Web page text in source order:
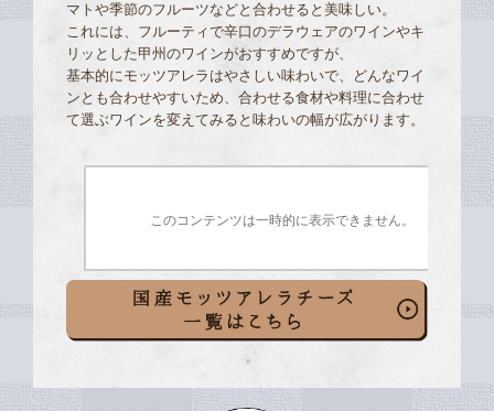
マトや季節のフルーツなどと合わせると美味しい。
これには、フルーティで辛口のデラウェアのワインやキ
リッとした甲州のワインがおすすめですが、
基本的にモッツアレラはやさしい味わいで、どんなワイ
ンとも合わせやすいため、合わせる食材や料理に合わせ
て選ぶワインを変えてみると味わいの幅が広がります。
このコンテンツは一時的に表示できません。